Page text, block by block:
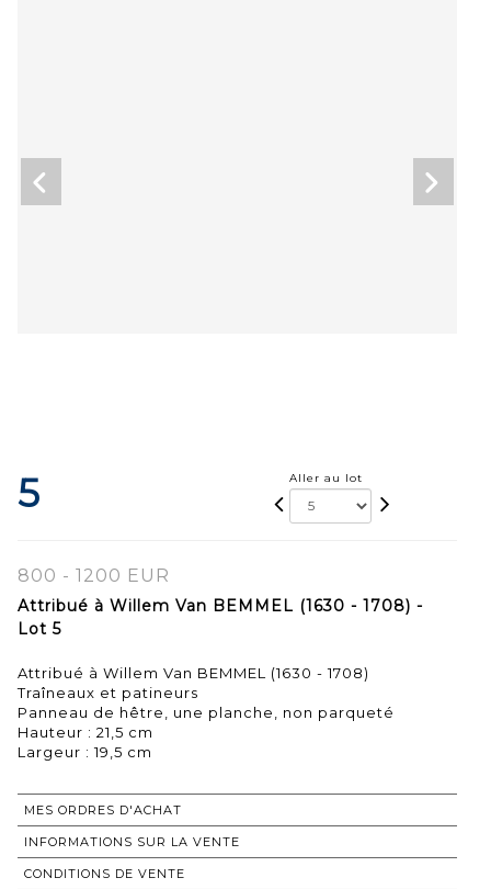
5 Aller au lot
800 - 1200 EUR
Attribué à Willem Van BEMMEL (1630 - 1708) -
Lot 5
Attribué à Willem Van BEMMEL (1630 - 1708)
Traîneaux et patineurs
Panneau de hêtre, une planche, non parqueté
Hauteur : 21,5 cm
Largeur : 19,5 cm
MES ORDRES D'ACHAT
INFORMATIONS SUR LA VENTE
CONDITIONS DE VENTE